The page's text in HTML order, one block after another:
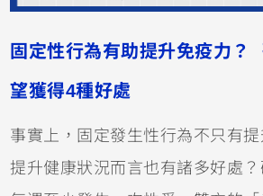
固定性行為有助提升免疫力？
望獲得4種好處
事實上，固定發生性行為不只有
提升健康狀況而言也有諸多好處